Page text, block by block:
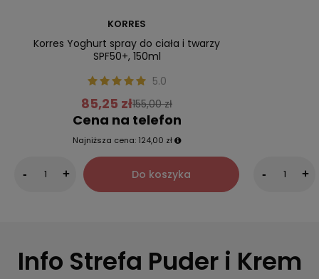
KORRES
Korres Yoghurt spray do ciała i twarzy
SPF50+, 150ml
5.0
85,25 zł155,00 zł
Cena na telefon
Najniższa cena: 124,00 zł
- + Do koszyka - +
Info Strefa Puder i Krem